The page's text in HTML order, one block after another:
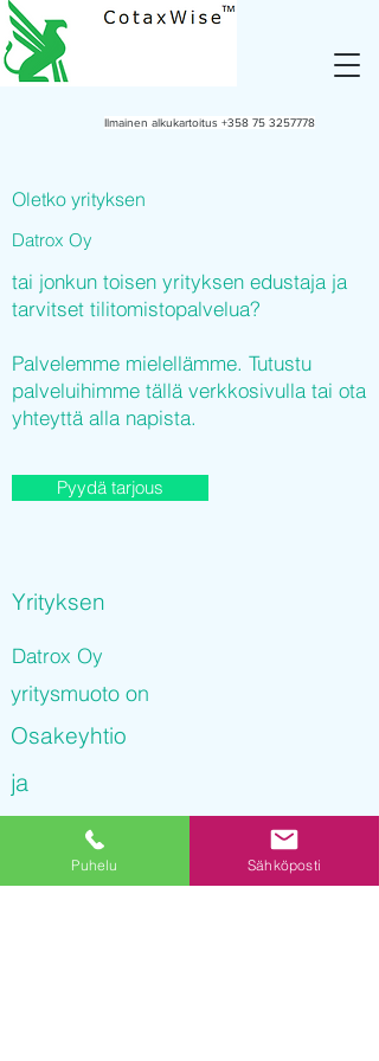
Ilmainen alkukartoitus +358 75 3257778
Oletko yrityksen
Datrox Oy
tai jonkun toisen yrityksen edustaja ja
tarvitset tilitomistopalvelua?
Palvelemme mielellämme. Tutustu
palveluihimme tällä verkkosivulla tai ota
yhteyttä alla napista.
Pyydä tarjous
Yrityksen
Datrox Oy
yritysmuoto on
Osakeyhtio
ja
Datrox Oy
on rekisteröity kaupparekisteriin
Puhelu Sähköposti